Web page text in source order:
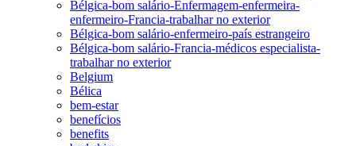
Bélgica-bom salário-Enfermagem-enfermeira-
enfermeiro-Francia-trabalhar no exterior
Bélgica-bom salário-enfermeiro-país estrangeiro
Bélgica-bom salário-Francia-médicos especialista-
trabalhar no exterior
Belgium
Bélica
bem-estar
benefícios
benefits